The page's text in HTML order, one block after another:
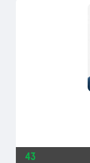
43